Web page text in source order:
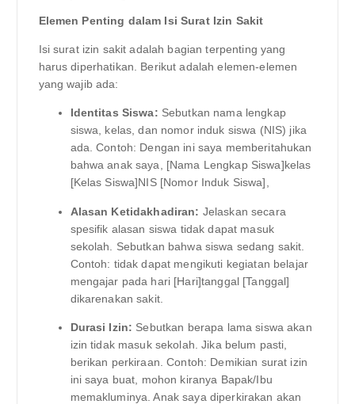
Elemen Penting dalam Isi Surat Izin Sakit
Isi surat izin sakit adalah bagian terpenting yang
harus diperhatikan. Berikut adalah elemen-elemen
yang wajib ada:
Identitas Siswa: Sebutkan nama lengkap
siswa, kelas, dan nomor induk siswa (NIS) jika
ada. Contoh: Dengan ini saya memberitahukan
bahwa anak saya, [Nama Lengkap Siswa]kelas
[Kelas Siswa]NIS [Nomor Induk Siswa],
Alasan Ketidakhadiran: Jelaskan secara
spesifik alasan siswa tidak dapat masuk
sekolah. Sebutkan bahwa siswa sedang sakit.
Contoh: tidak dapat mengikuti kegiatan belajar
mengajar pada hari [Hari]tanggal [Tanggal]
dikarenakan sakit.
Durasi Izin: Sebutkan berapa lama siswa akan
izin tidak masuk sekolah. Jika belum pasti,
berikan perkiraan. Contoh: Demikian surat izin
ini saya buat, mohon kiranya Bapak/Ibu
memakluminya. Anak saya diperkirakan akan